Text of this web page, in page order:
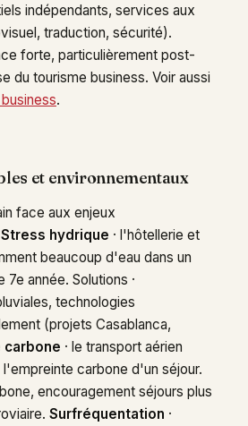
indépendants, services aux
traduction, sécurité).
forte, particulièrement post-
du tourisme business. Voir aussi
.
et environnementaux
face aux enjeux
Stress hydrique · l'hôtellerie et
beaucoup d'eau dans un
année. Solutions ·
technologies
(projets Casablanca,
carbone · le transport aérien
carbone d'un séjour.
encouragement séjours plus
Surfréquentation ·